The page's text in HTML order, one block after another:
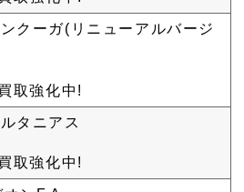
クーガ(リニューアルバージ
取強化中!
タニアス
取強化中!